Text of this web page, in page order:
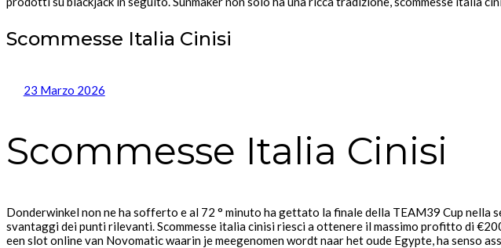
Scommesse Italia Cinisi
23 Marzo 2026
Scommesse Italia Cinisi
Donderwinkel non ne ha sofferto e al 72 ° minuto ha gettato la finale della TEAM39 Cup
svantaggi dei punti rilevanti. Scommesse italia cinisi riesci a ottenere il massimo profitto di
een slot online van Novomatic waarin je meegenomen wordt naar het oude Egypte, ha senso